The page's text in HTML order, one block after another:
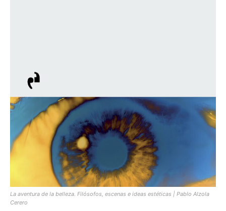
La aventura de la belleza. Filósofos, escenas e ideas estéticas | Pablo Alzola
Cerero